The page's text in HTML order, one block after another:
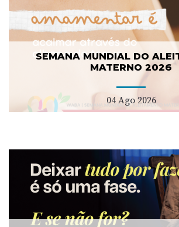
SEMANA MUNDIAL DO
MATERNO 2026
04 Ago 2026